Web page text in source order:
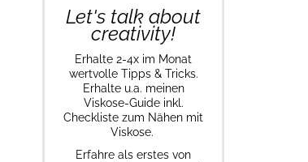
Let's talk about
creativity!
Erhalte 2-4x im Monat
wertvolle Tipps & Tricks.
Erhalte u.a. meinen
Viskose-Guide inkl.
Checkliste zum Nähen mit
Viskose.
Erfahre als erstes von